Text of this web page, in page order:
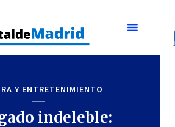
Y ENTRETENIMIENTO
indeleble: